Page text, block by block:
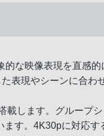
な映像表現を直感的
表現やシーンに合わ
載します。グループ
す。4K30pに対応す